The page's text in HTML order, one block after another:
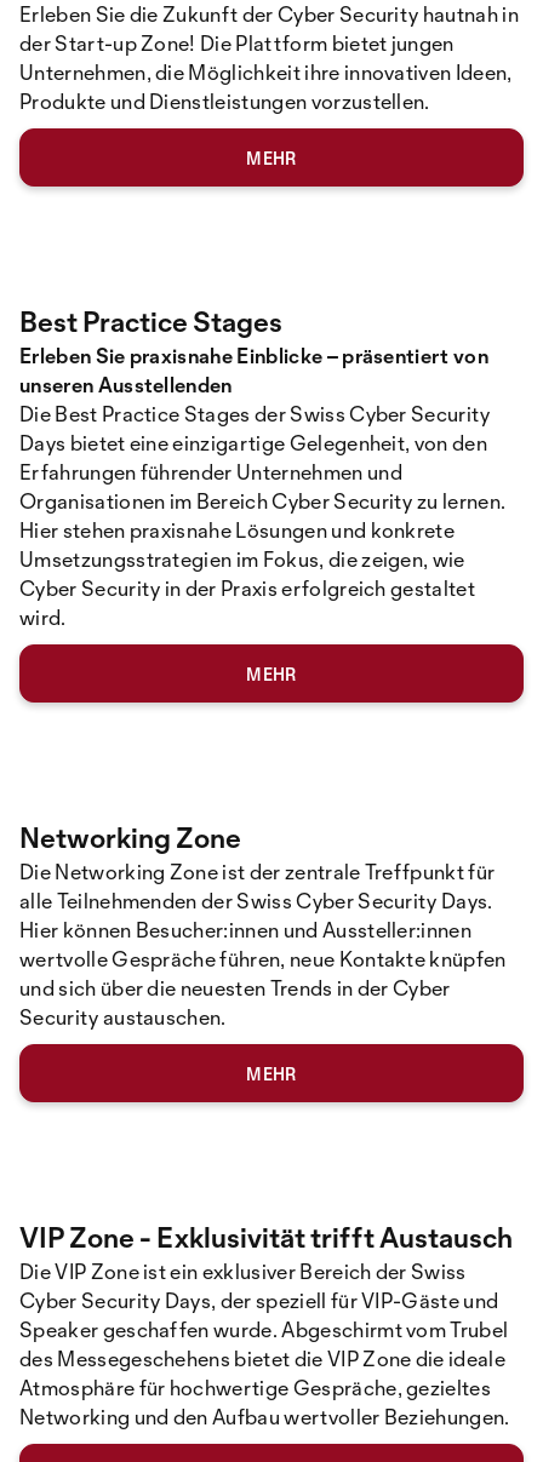
Erleben Sie die Zukunft der Cyber Security hautnah in
der Start-up Zone! Die Plattform bietet jungen
Unternehmen, die Möglichkeit ihre innovativen Ideen,
Produkte und Dienstleistungen vorzustellen.
MEHR
Best Practice Stages
Erleben Sie praxisnahe Einblicke – präsentiert von
unseren Ausstellenden
Die Best Practice Stages der Swiss Cyber Security
Days bietet eine einzigartige Gelegenheit, von den
Erfahrungen führender Unternehmen und
Organisationen im Bereich Cyber Security zu lernen.
Hier stehen praxisnahe Lösungen und konkrete
Umsetzungsstrategien im Fokus, die zeigen, wie
Cyber Security in der Praxis erfolgreich gestaltet
wird.
MEHR
Networking Zone
Die Networking Zone ist der zentrale Treffpunkt für
alle Teilnehmenden der Swiss Cyber Security Days.
Hier können Besucher:innen und Aussteller:innen
wertvolle Gespräche führen, neue Kontakte knüpfen
und sich über die neuesten Trends in der Cyber
Security austauschen.
MEHR
VIP Zone - Exklusivität trifft Austausch
Die VIP Zone ist ein exklusiver Bereich der Swiss
Cyber Security Days, der speziell für VIP-Gäste und
Speaker geschaffen wurde. Abgeschirmt vom Trubel
des Messegeschehens bietet die VIP Zone die ideale
Atmosphäre für hochwertige Gespräche, gezieltes
Networking und den Aufbau wertvoller Beziehungen.